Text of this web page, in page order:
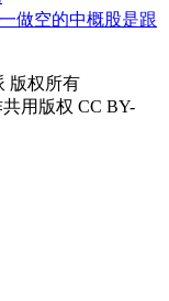
做空的中概股是跟
版权所有
用版权 CC BY-